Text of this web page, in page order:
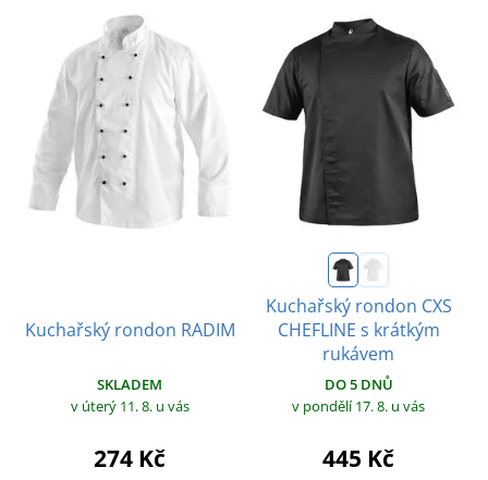
Kuchařský rondon RADIM
SKLADEM
v úterý 11. 8. u vás
274 Kč
Kuchařský rondon CXS
CHEFLINE s krátkým
rukávem
DO 5 DNŮ
v pondělí 17. 8. u vás
445 Kč